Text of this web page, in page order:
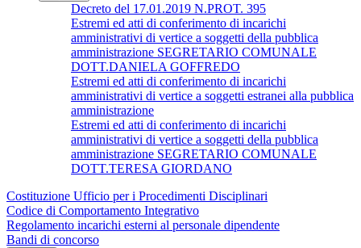
Decreto del 17.01.2019 N.PROT. 395
Estremi ed atti di conferimento di incarichi
amministrativi di vertice a soggetti della pubblica
amministrazione SEGRETARIO COMUNALE
DOTT.DANIELA GOFFREDO
Estremi ed atti di conferimento di incarichi
amministrativi di vertice a soggetti estranei alla pubblica
amministrazione
Estremi ed atti di conferimento di incarichi
amministrativi di vertice a soggetti della pubblica
amministrazione SEGRETARIO COMUNALE
DOTT.TERESA GIORDANO
Costituzione Ufficio per i Procedimenti Disciplinari
Codice di Comportamento Integrativo
Regolamento incarichi esterni al personale dipendente
Bandi di concorso